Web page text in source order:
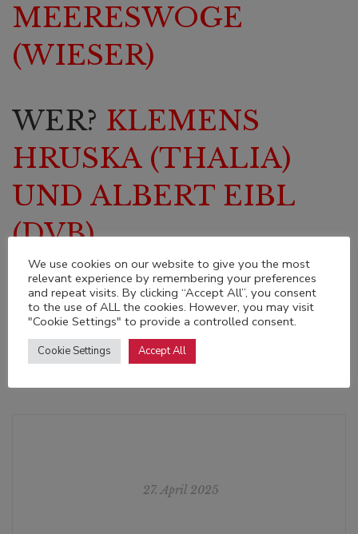
MEERESWOGE
(WIESER)
WER? KLEMENS
HRUSKA (THALIA)
UND ALBERT EIBL
(DVB)
Post Views: 499
27. April 2025
We use cookies on our website to give you the most
relevant experience by remembering your preferences
and repeat visits. By clicking “Accept All”, you consent
to the use of ALL the cookies. However, you may visit
"Cookie Settings" to provide a controlled consent.
Cookie Settings Accept All